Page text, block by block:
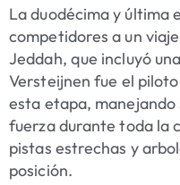
La duodécima y última
competidores a un
Jeddah, que incluyó
Versteijnen fue el
esta etapa, manejando
fuerza durante toda la
pistas estrechas y
posición.